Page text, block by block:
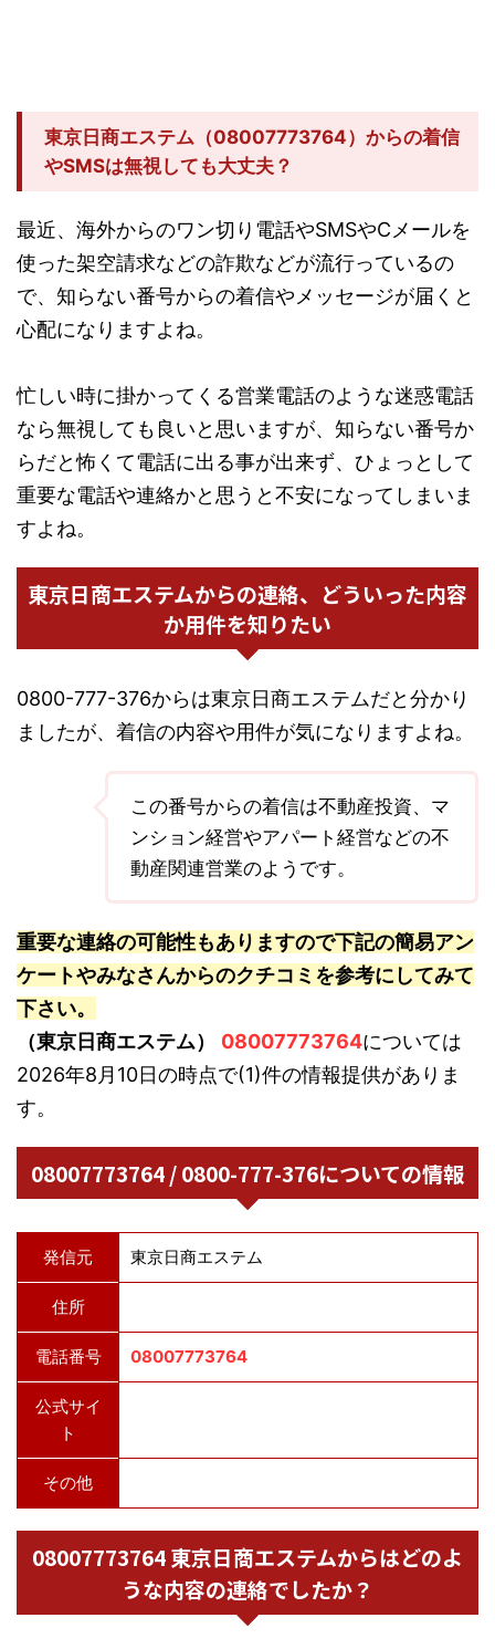
東京日商エステム（08007773764）からの着信
やSMSは無視しても大丈夫？
最近、海外からのワン切り電話やSMSやCメールを
使った架空請求などの詐欺などが流行っているの
で、知らない番号からの着信やメッセージが届くと
心配になりますよね。
忙しい時に掛かってくる営業電話のような迷惑電話
なら無視しても良いと思いますが、知らない番号か
らだと怖くて電話に出る事が出来ず、ひょっとして
重要な電話や連絡かと思うと不安になってしまいま
すよね。
東京日商エステムからの連絡、どういった内容
か用件を知りたい
0800-777-376からは東京日商エステムだと分かり
ましたが、着信の内容や用件が気になりますよね。
この番号からの着信は不動産投資、マ
ンション経営やアパート経営などの不
動産関連営業のようです。
重要な連絡の可能性もありますので下記の簡易アン
ケートやみなさんからのクチコミを参考にしてみて
下さい。
（東京日商エステム）
08007773764については
2026年8月10日の時点で(1)件の情報提供がありま
す。
08007773764 / 0800-777-376についての情報
発信元 東京日商エステム
住所
電話番号 08007773764
公式サイ
ト
その他
08007773764 東京日商エステムからはどのよ
うな内容の連絡でしたか？